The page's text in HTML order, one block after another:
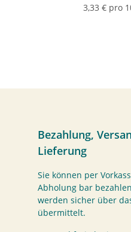
3,33 € pro
Bezahlung,
Lieferung
Sie können per
Abholung bar
werden sicher über
übermittelt.